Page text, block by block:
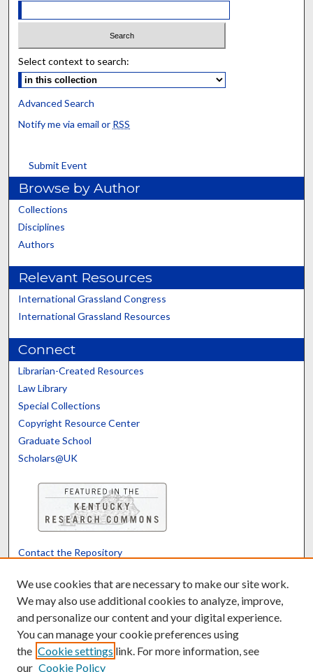
Select context to search:
Advanced Search
Notify me via email or RSS
Submit Event
Browse by Author
Collections
Disciplines
Authors
Relevant Resources
International Grassland Congress
International Grassland Resources
Connect
Librarian-Created Resources
Law Library
Special Collections
Copyright Resource Center
Graduate School
Scholars@UK
Contact the Repository
Powered by Translate
We use cookies that are necessary to make our site work.
We may also use additional cookies to analyze, improve,
and personalize our content and your digital experience.
You can manage your cookie preferences using
the Cookie settings link. For more information, see
our Cookie Policy